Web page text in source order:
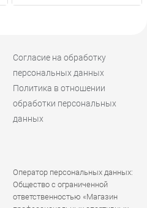
Согласие на обработку
персональных данных
Политика в отношении
обработки персональных
данных
Оператор персональных данных:
Общество с ограниченной
ответственностью «Магазин